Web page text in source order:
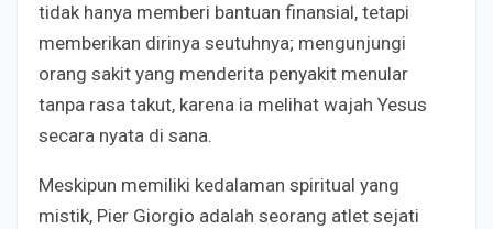
tidak hanya memberi bantuan finansial, tetapi
memberikan dirinya seutuhnya; mengunjungi
orang sakit yang menderita penyakit menular
tanpa rasa takut, karena ia melihat wajah Yesus
secara nyata di sana.
Meskipun memiliki kedalaman spiritual yang
mistik, Pier Giorgio adalah seorang atlet sejati